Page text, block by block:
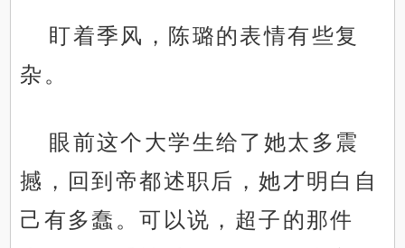
盯着季风，陈璐的表情有些复
杂。
眼前这个大学生给了她太多震
撼，回到帝都述职后，她才明白自
己有多蠢。可以说，超子的那件